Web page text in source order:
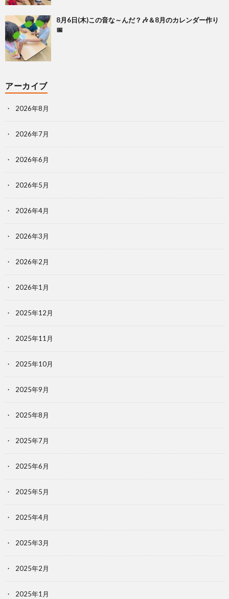
8月6日(木)この音な～んだ？🎶＆8月のカレンダー作り
📅
アーカイブ
2026年8月
2026年7月
2026年6月
2026年5月
2026年4月
2026年3月
2026年2月
2026年1月
2025年12月
2025年11月
2025年10月
2025年9月
2025年8月
2025年7月
2025年6月
2025年5月
2025年4月
2025年3月
2025年2月
2025年1月